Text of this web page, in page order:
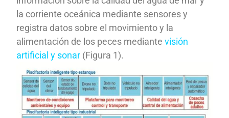
la corriente oceánica mediante sensores y
registra datos sobre el movimiento y la
alimentación de los peces mediantevisión
artificial y sonar (Figura 1).